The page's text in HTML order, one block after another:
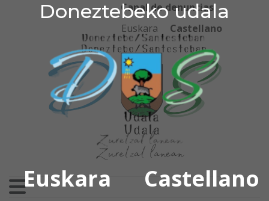
Doneztebeko udala
Euskara Castellano
Ir al contenido
Doneztebeko udala
Canal de denuncias
Euskara
Castellano